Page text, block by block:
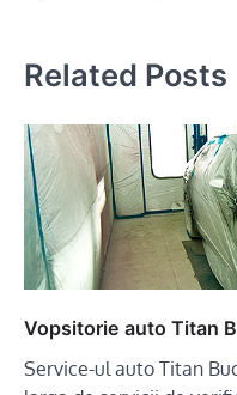
Related Posts
Vopsitorie auto Titan
Service-ul auto Titan